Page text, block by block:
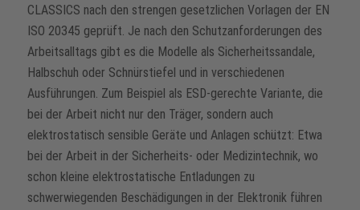
CLASSICS nach den strengen gesetzlichen Vorlagen der EN
ISO 20345 geprüft. Je nach den Schutzanforderungen des
Arbeitsalltags gibt es die Modelle als Sicherheitssandale,
Halbschuh oder Schnürstiefel und in verschiedenen
Ausführungen. Zum Beispiel als ESD-gerechte Variante, die
bei der Arbeit nicht nur den Träger, sondern auch
elektrostatisch sensible Geräte und Anlagen schützt: Etwa
bei der Arbeit in der Sicherheits- oder Medizintechnik, wo
schon kleine elektrostatische Entladungen zu
schwerwiegenden Beschädigungen in der Elektronik führen